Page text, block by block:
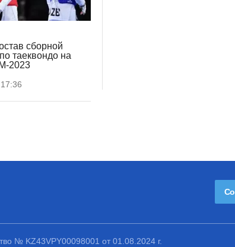
сборной
таеквондо на
2023
№ KZ43VPY00098001 от 01.08.2024 г.